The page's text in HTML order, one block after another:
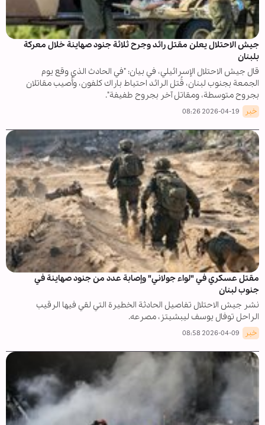
جيش الاحتلال يعلن مقتل رائد وجرح ثلاثة جنود صهاينة خلال معركة
بلبنان
قال جيش الاحتلال الإسرائيلي، في بيان: "في الحادث الذي وقع يوم
الجمعة بجنوب لبنان، قُتل الرائد احتياط باراك كلفون، وأُصيب مقاتلان
بجروح متوسطة، ومقاتل آخر بجروح طفيفة".
خبر 2026-04-19 08:26
مقتل عسكري في "لواء جولاني" وإصابة عدد من جنود صهاينة في
جنوب لبنان
نشر جيش الاحتلال تفاصيل الحادثة الخطيرة التي لقي فيها الرقيب
الراحل توفال يوسف ليبشيتز، مصرعه.
خبر 2026-04-09 08:58